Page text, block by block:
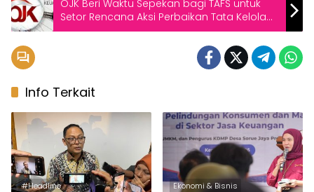
OJK Beri Waktu Sepekan bagi TAFS untuk
Setor Rencana Aksi Perbaikan Tata Kelola
Penagihan
Info Terkait
#Headline Ekonomi & Bisnis